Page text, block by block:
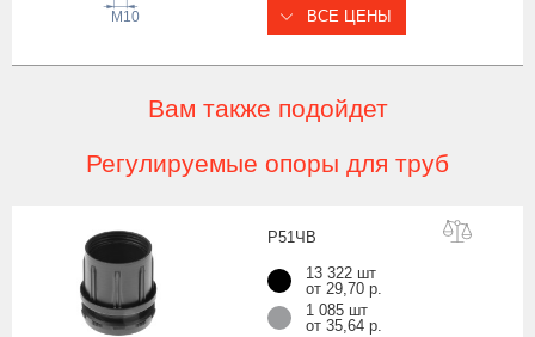
М10 ВСЕ ЦЕНЫ
Вам также подойдет
Регулируемые опоры для труб
Р51ЧВ
13 322 шт
от 29,70 р.
1 085 шт
от 35,64 р.